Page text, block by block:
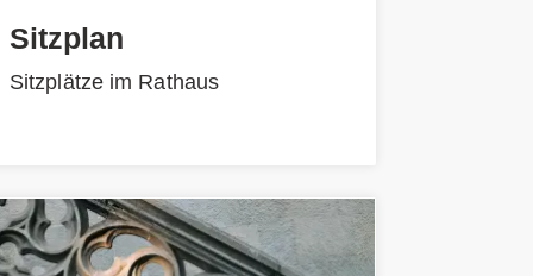
Sitzplan
Sitzplätze im Rathaus